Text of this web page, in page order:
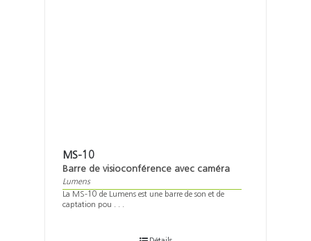
MS-10
Barre de visioconférence avec caméra
Lumens
La MS-10 de Lumens est une barre de son et de
captation pou . . .